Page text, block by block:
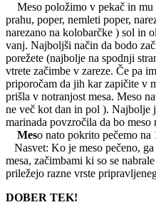
Meso položimo v pekač in mu
prahu, poper, nemleti poper,
narezano na kolobarčke ) sol in
vanj. Najboljši način da bodo
porežete (najbolje na spodnji
vtrete začimbe v zareze. Če pa
priporočam da jih kar zapičite v
prišla v notranjost mesa. Meso
ne več kot dan in pol ). Najbolje
marinada povzročila da bo
Meso nato pokrito pečemo
Nasvet: Ko je meso pečeno,
mesa, začimbami ki so se
priležejo razne vrste
DOBER TEK!